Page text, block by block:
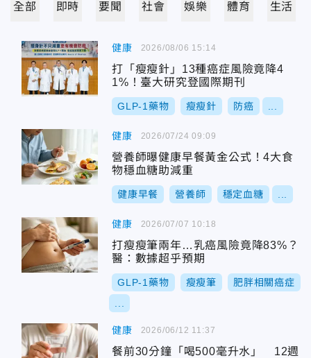
全部 即時 要聞 社會 娛樂 體育 生活
健康
打「瘦瘦針」13種癌症風險竟降4
1%！臺大研究登國際期刊
GLP-1藥物 瘦瘦針 防癌
2026/08/06 15:14
健康
營養師曝健康早餐黃金公式！4大食
物穩血糖助減重
健康早餐 營養師 穩定血糖
2026/07/24 09:09
健康
打瘦瘦筆兩年…乳癌風險竟降83%？
醫：數據超乎預期
GLP-1藥物 瘦瘦筆 肥胖相關癌症
2026/07/07 10:18
健康
餐前30分鐘「喝500毫升水」 12週
2026/06/12 11:37